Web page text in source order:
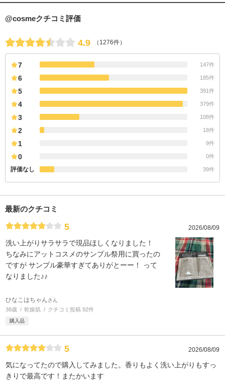
@cosmeクチコミ評価
4.9 （1276件）
7 147件
6 185件
5 391件
4 379件
3 108件
2 18件
1 9件
0 0件
評価なし 39件
最新のクチコミ
5 2026/08/09
洗い上がりサラサラで現品ほしくなりました！
ちなみにアットコスメのサンプル祭用に買ったの
ですが サンプル豪華すぎてありがとーー！ って
なりました♪♪
ひなこはちゃんさん
38歳 乾燥肌 クチコミ投稿 92件
購入品
5 2026/08/09
気になってたので購入してみました。香りもよく洗い上がりもすっ
きりで最高です！またかいます